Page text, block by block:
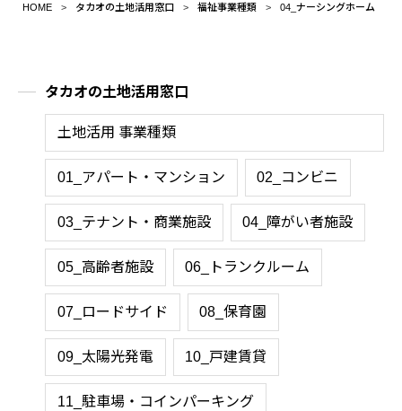
HOME タカオの土地活用窓口 福祉事業種類 04_ナーシングホーム
タカオの土地活用窓口
土地活用 事業種類
01_アパート・マンション 02_コンビニ
03_テナント・商業施設 04_障がい者施設
05_高齢者施設 06_トランクルーム
07_ロードサイド 08_保育園
09_太陽光発電 10_戸建賃貸
11_駐車場・コインパーキング